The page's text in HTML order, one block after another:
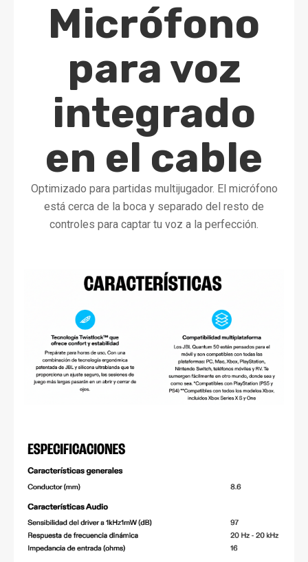
Micrófono
para voz
integrado
en el cable
Optimizado para partidas multijugador. El micrófono
está cerca de la boca y separado del resto de
controles para captar tu voz a la perfección.